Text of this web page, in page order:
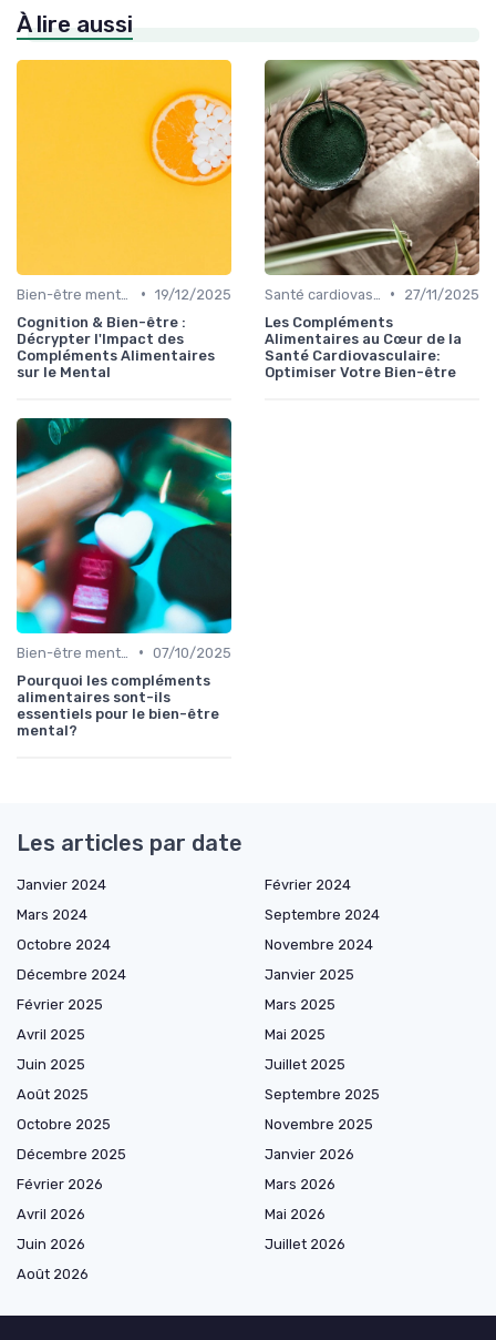
À lire aussi
• 19/12/2025
Cognition & Bien-être :
Décrypter l'Impact des
Compléments Alimentaires
sur le Mental
•
27/11/2025
Les Compléments
Alimentaires au Cœur de la
Santé Cardiovasculaire:
Optimiser Votre Bien-être
• 07/10/2025
Pourquoi les compléments
alimentaires sont-ils
essentiels pour le bien-être
mental?
Les articles par date
Janvier 2024
Février 2024
Mars 2024
Septembre 2024
Octobre 2024
Novembre 2024
Décembre 2024
Janvier 2025
Février 2025
Mars 2025
Avril 2025
Mai 2025
Juin 2025
Juillet 2025
Août 2025
Septembre 2025
Octobre 2025
Novembre 2025
Décembre 2025
Janvier 2026
Février 2026
Mars 2026
Avril 2026
Mai 2026
Juin 2026
Juillet 2026
Août 2026